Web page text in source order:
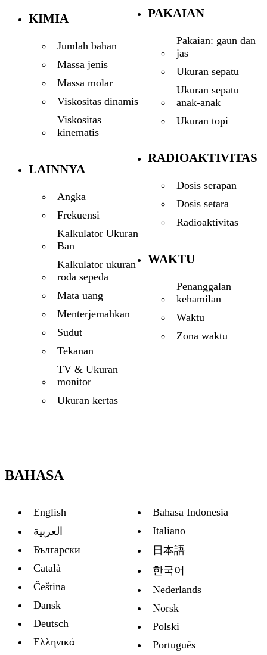
KIMIA
Jumlah bahan
Massa jenis
Massa molar
Viskositas dinamis
Viskositas
kinematis
LAINNYA
Angka
Frekuensi
Kalkulator Ukuran
Ban
Kalkulator ukuran
roda sepeda
Mata uang
Menterjemahkan
Sudut
Tekanan
TV & Ukuran
monitor
Ukuran kertas
PAKAIAN
Pakaian: gaun dan
jas
Ukuran sepatu
Ukuran sepatu
anak-anak
Ukuran topi
RADIOAKTIVITAS
Dosis serapan
Dosis setara
Radioaktivitas
WAKTU
Penanggalan
kehamilan
Waktu
Zona waktu
BAHASA
English
العربية
Български
Català
Čeština
Dansk
Deutsch
Ελληνικά
Bahasa Indonesia
Italiano
日本語
한국어
Nederlands
Norsk
Polski
Português